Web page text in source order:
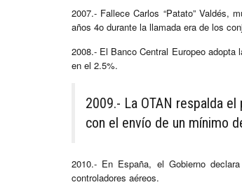
2007.- Fallece Carlos “Patato” Valdés,
años 4o durante la llamada era de los
2008.- El Banco Central Europeo
en el 2.5%.
2009.- La OTAN respalda
con el envío de un mínimo
2010.- En España, el Gobierno
controladores aéreos.